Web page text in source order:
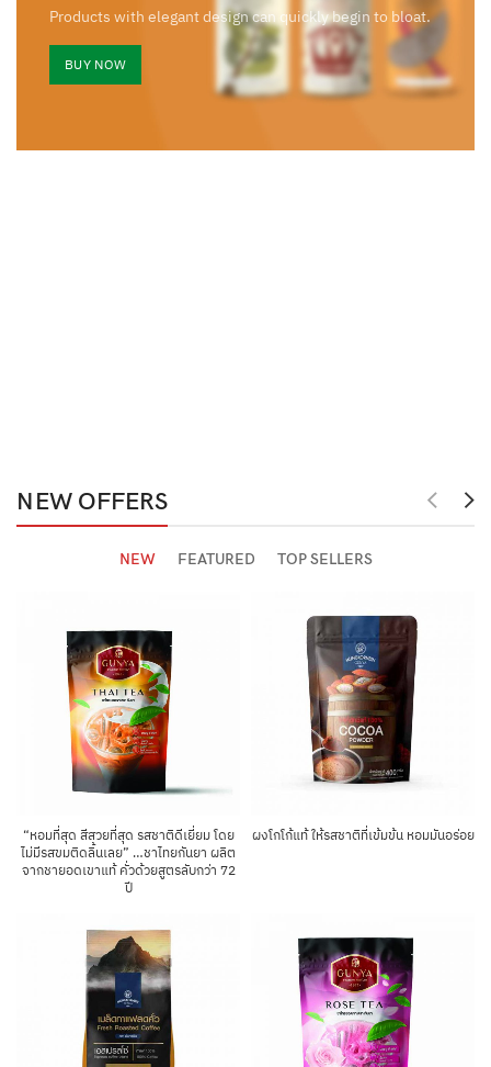
Products with elegant design can quickly begin to bloat.
BUY NOW
NEW OFFERS
NEW FEATURED TOP SELLERS
“หอมที่สุด สีสวยที่สุด รสชาติดีเยี่ยม โดย
ไม่มีรสขมติดลิ้นเลย” …ชาไทยกันยา ผลิต
จากชายอดเขาแท้ คั่วด้วยสูตรลับกว่า 72
ปี
ผงโกโก้แท้ ให้รสชาติที่เข้มข้น หอมมันอร่อย